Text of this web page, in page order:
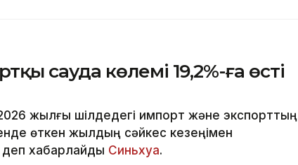
сауда көлемі 19,2%-ға өсті
жылғы шілдедегі импорт және экспорттың
өткен жылдың сәйкес кезеңімен
хабарлайды Синьхуа.